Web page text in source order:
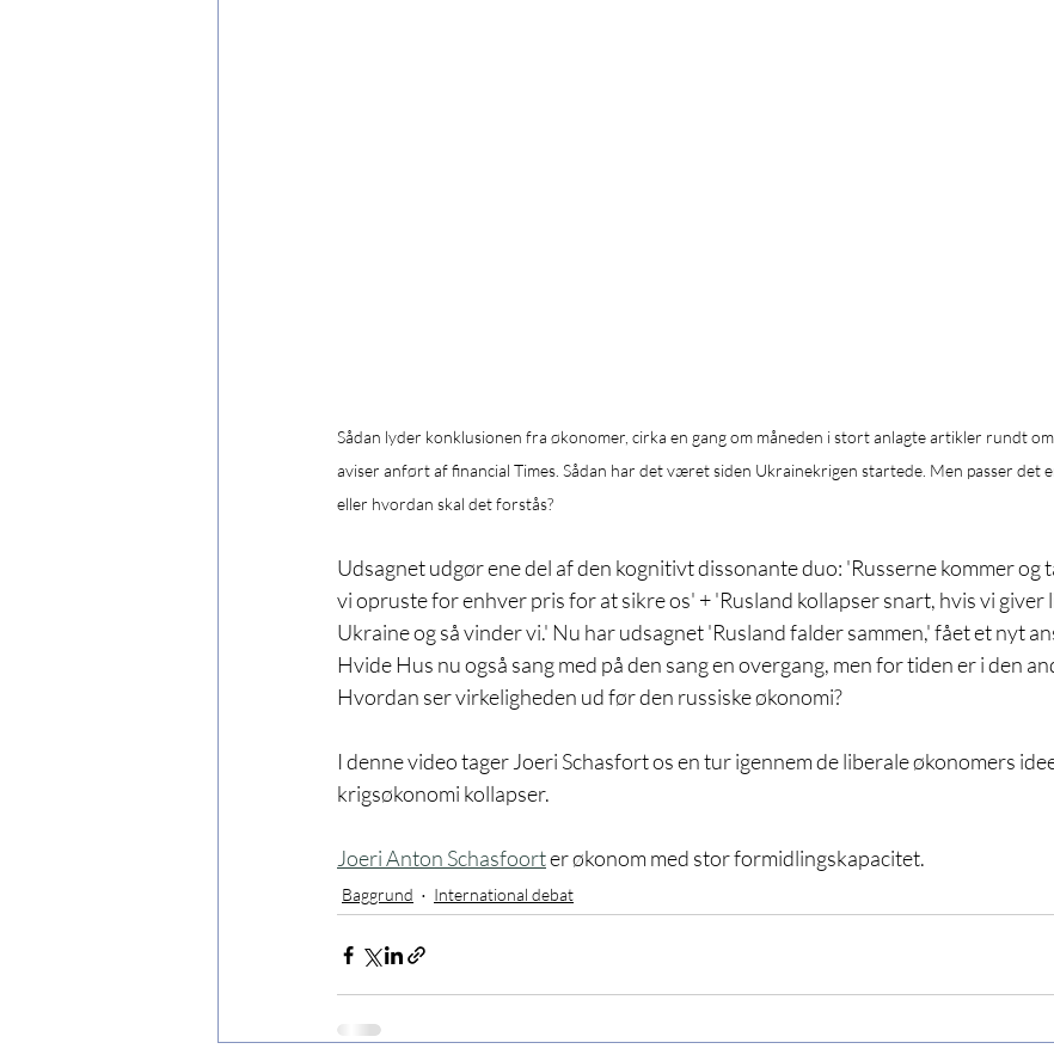
Sådan lyder konklusionen fra økonomer, cirka en gang om måneden i stort anlagte artikler rundt
aviser anført af financial Times. Sådan har det været siden Ukrainekrigen startede. Men passer det
eller hvordan skal det forstås?
Udsagnet udgør ene del af den kognitivt dissonante duo: 'Russerne kommer og
vi opruste for enhver pris for at sikre os' + 'Rusland kollapser snart, hvis vi giver
Ukraine og så vinder vi.' Nu har udsagnet 'Rusland falder sammen,' fået et nyt
Hvide Hus nu også sang med på den sang en overgang, men for tiden er i den
Hvordan ser virkeligheden ud før den russiske økonomi?
I denne video tager Joeri Schasfort os en tur igennem de liberale økonomers
krigsøkonomi kollapser.
Joeri Anton Schasfoort er økonom med stor formidlingskapacitet.
Baggrund International debat